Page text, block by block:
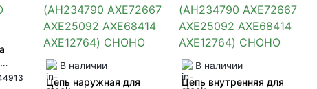
В наличии
Цепь наружная для
В наличии
Цепь внутренняя для